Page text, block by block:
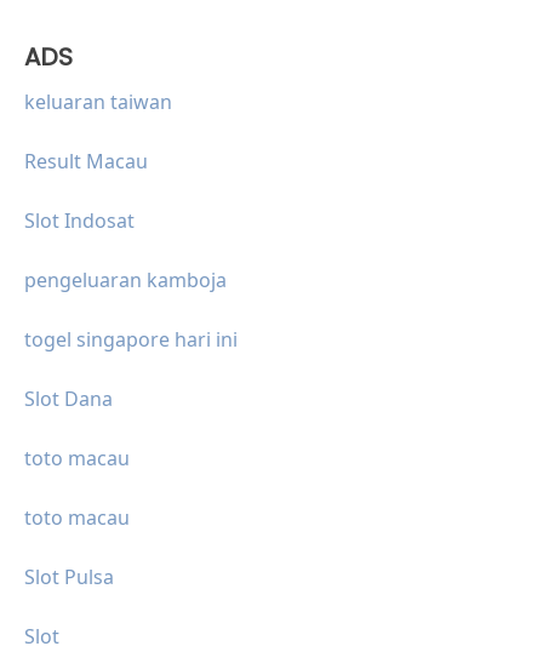
ADS
keluaran taiwan
Result Macau
Slot Indosat
pengeluaran kamboja
togel singapore hari ini
Slot Dana
toto macau
toto macau
Slot Pulsa
Slot